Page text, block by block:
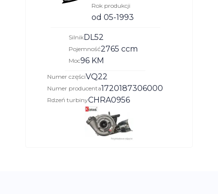
Rok produkcji
od 05-1993
SilnikDL52
Pojemność2765 ccm
Moc96 KM
Numer częściVQ22
Numer producenta1720187306000
Rdzeń turbinyCHRA0956